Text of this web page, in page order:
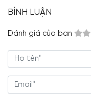
BÌNH LUẬN
Đánh giá của bạn